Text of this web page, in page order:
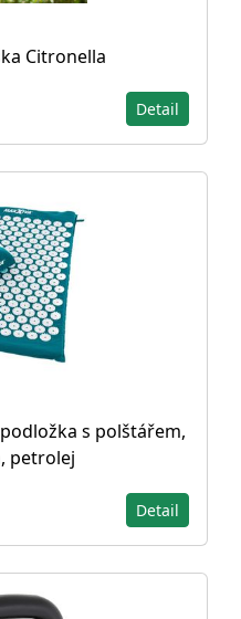
Citronella
Detail
s polštářem,
petrolej
Detail